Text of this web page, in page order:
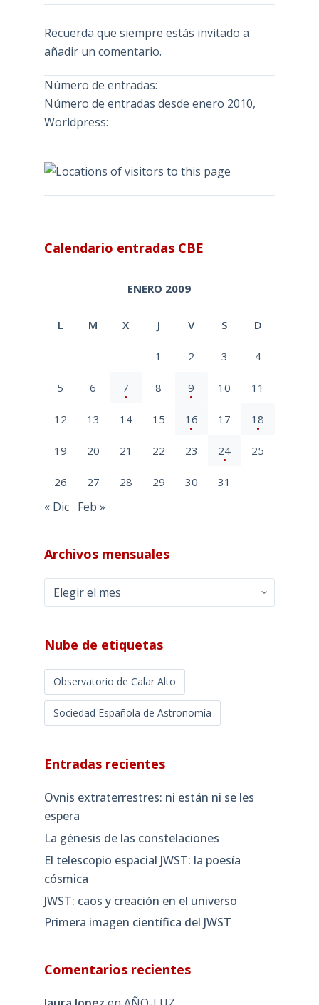
Recuerda que siempre estás invitado a
añadir un comentario.
Número de entradas:
Número de entradas desde enero 2010,
Worldpress:
Calendario entradas CBE
ENERO 2009
L M X J V S D
1 2 3 4
5 6 7 8 9 10 11
12 13 14 15 16 17 18
19 20 21 22 23 24 25
26 27 28 29 30 31
« Dic Feb »
Archivos mensuales
Archivos
mensuales
Nube de etiquetas
Observatorio de Calar Alto
Sociedad Española de Astronomía
Entradas recientes
Ovnis extraterrestres: ni están ni se les
espera
La génesis de las constelaciones
El telescopio espacial JWST: la poesía
cósmica
JWST: caos y creación en el universo
Primera imagen científica del JWST
Comentarios recientes